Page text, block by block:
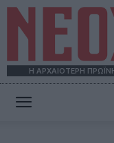
Η ΑΡΧΑΙΟΤΕΡΗ